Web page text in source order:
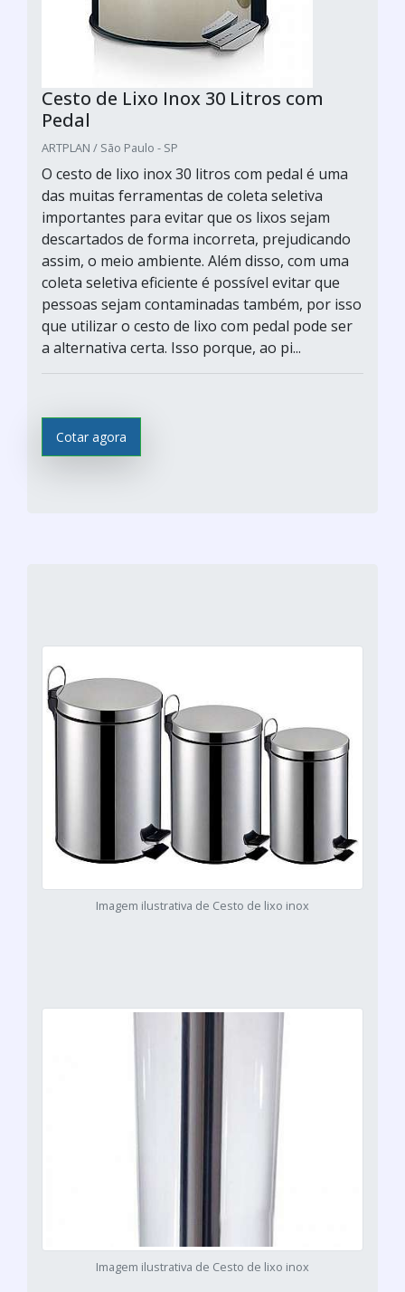
Cesto de Lixo Inox 30 Litros com
Pedal
ARTPLAN / São Paulo - SP
O cesto de lixo inox 30 litros com pedal é uma
das muitas ferramentas de coleta seletiva
importantes para evitar que os lixos sejam
descartados de forma incorreta, prejudicando
assim, o meio ambiente. Além disso, com uma
coleta seletiva eficiente é possível evitar que
pessoas sejam contaminadas também, por isso
que utilizar o cesto de lixo com pedal pode ser
a alternativa certa. Isso porque, ao pi...
Cotar agora
Imagem ilustrativa de Cesto de lixo inox
Imagem ilustrativa de Cesto de lixo inox